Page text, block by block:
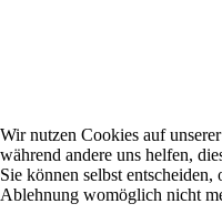
Wir nutzen Cookies auf
während andere uns helfen,
Sie können selbst
Ablehnung womöglich nicht